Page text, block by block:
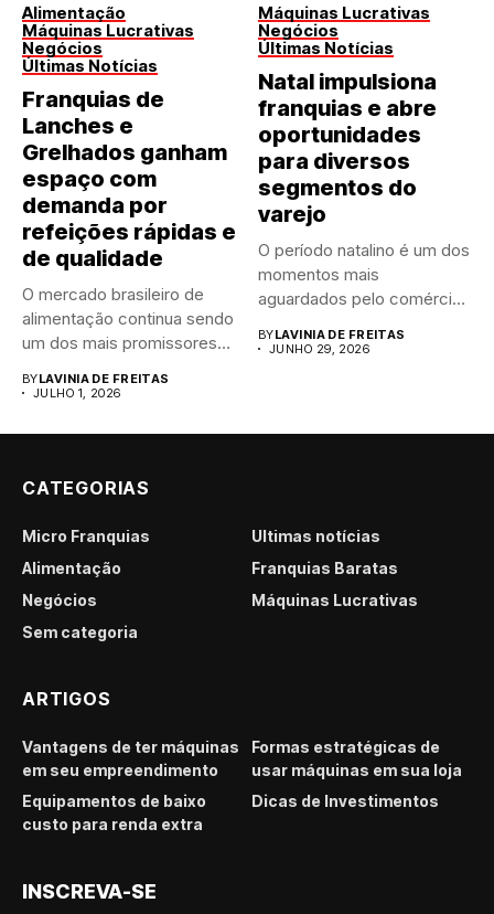
Alimentação
Máquinas Lucrativas
Negócios
Últimas Notícias
Franquias de
Lanches e
Grelhados ganham
espaço com
demanda por
refeições rápidas e
de qualidade
O mercado brasileiro de
alimentação continua sendo
um dos mais promissores
BYLAVINIA DE FREITAS
JULHO 1, 2026
Máquinas Lucrativas
Negócios
Últimas Notícias
Natal impulsiona
franquias e abre
oportunidades
para diversos
segmentos do
varejo
O período natalino é um dos
momentos mais
aguardados pelo comércio
BYLAVINIA DE FREITAS
JUNHO 29, 2026
CATEGORIAS
Micro Franquias
Últimas notícias
Alimentação
Franquias Baratas
Negócios
Máquinas Lucrativas
Sem categoria
ARTIGOS
Vantagens de ter máquinas
em seu empreendimento
Formas estratégicas de
usar máquinas em sua loja
Equipamentos de baixo
custo para renda extra
Dicas de Investimentos
INSCREVA-SE